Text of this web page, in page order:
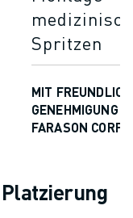
Spritzen
MIT
GENEHMIGUNG
FARASON